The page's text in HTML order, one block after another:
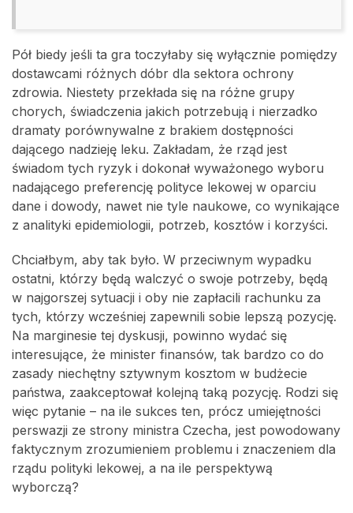
Pół biedy jeśli ta gra toczyłaby się wyłącznie pomiędzy
dostawcami różnych dóbr dla sektora ochrony
zdrowia. Niestety przekłada się na różne grupy
chorych, świadczenia jakich potrzebują i nierzadko
dramaty porównywalne z brakiem dostępności
dającego nadzieję leku. Zakładam, że rząd jest
świadom tych ryzyk i dokonał wyważonego wyboru
nadającego preferencję polityce lekowej w oparciu
dane i dowody, nawet nie tyle naukowe, co wynikające
z analityki epidemiologii, potrzeb, kosztów i korzyści.
Chciałbym, aby tak było. W przeciwnym wypadku
ostatni, którzy będą walczyć o swoje potrzeby, będą
w najgorszej sytuacji i oby nie zapłacili rachunku za
tych, którzy wcześniej zapewnili sobie lepszą pozycję.
Na marginesie tej dyskusji, powinno wydać się
interesujące, że minister finansów, tak bardzo co do
zasady niechętny sztywnym kosztom w budżecie
państwa, zaakceptował kolejną taką pozycję. Rodzi się
więc pytanie – na ile sukces ten, prócz umiejętności
perswazji ze strony ministra Czecha, jest powodowany
faktycznym zrozumieniem problemu i znaczeniem dla
rządu polityki lekowej, a na ile perspektywą
wyborczą?